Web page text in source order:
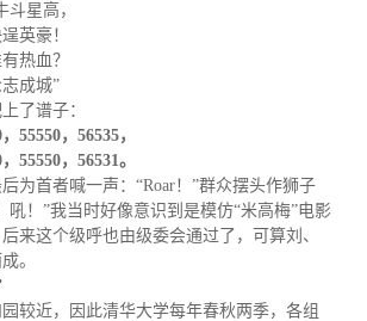
斗星高，
英豪！
热血？
成城”
了谱子：
， 55550， 56535，
， 55550， 56531。
为首者喊一声：“Roar！ ”群众摆头作狮子
吼！ ”我当时好像意识到是模仿“米高梅”电影
来这个级呼也由级委会通过了，可算刘、
。
较近，因此清华大学每年春秋两季，各组